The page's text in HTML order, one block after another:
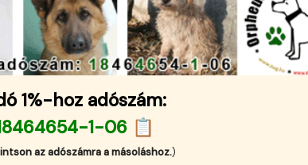
1%-hoz adószám:
1-06 📋
az adószámra a másoláshoz.)